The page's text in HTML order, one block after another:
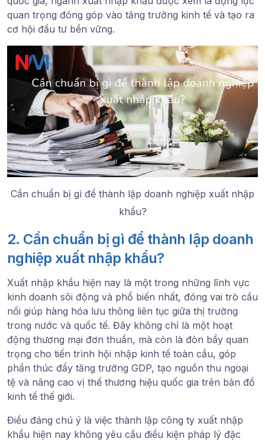
quan trọng đóng góp vào tăng trưởng kinh tế và tạo ra
cơ hội đầu tư bền vững.
Cần chuẩn bị gì để thành lập doanh nghiệp xuất nhập
khẩu?
2. Cần chuẩn bị gì để thành lập doanh
nghiệp xuất nhập khẩu?
Xuất nhập khẩu hiện nay là một trong những lĩnh vực
kinh doanh sôi động và phổ biến nhất, đóng vai trò cầu
nối giúp hàng hóa lưu thông liên tục giữa thị trường
trong nước và quốc tế. Đây không chỉ là một hoạt
động thương mại đơn thuần, mà còn là đòn bẩy quan
trọng cho tiến trình hội nhập kinh tế toàn cầu, góp
phần thúc đẩy tăng trưởng GDP, tạo nguồn thu ngoại
tệ và nâng cao vị thế thương hiệu quốc gia trên bản đồ
kinh tế thế giới.
Điều đáng chú ý là việc thành lập công ty xuất nhập
khẩu hiện nay không yêu cầu điều kiện pháp lý đặc